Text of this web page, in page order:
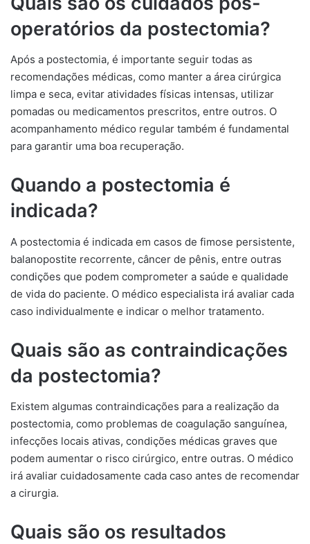
operatórios da postectomia?
Após a postectomia, é importante seguir todas as
recomendações médicas, como manter a área cirúrgica
limpa e seca, evitar atividades físicas intensas, utilizar
pomadas ou medicamentos prescritos, entre outros. O
acompanhamento médico regular também é fundamental
para garantir uma boa recuperação.
Quando a postectomia é
indicada?
A postectomia é indicada em casos de fimose persistente,
balanopostite recorrente, câncer de pênis, entre outras
condições que podem comprometer a saúde e qualidade
de vida do paciente. O médico especialista irá avaliar cada
caso individualmente e indicar o melhor tratamento.
Quais são as contraindicações
da postectomia?
Existem algumas contraindicações para a realização da
postectomia, como problemas de coagulação sanguínea,
infecções locais ativas, condições médicas graves que
podem aumentar o risco cirúrgico, entre outras. O médico
irá avaliar cuidadosamente cada caso antes de recomendar
a cirurgia.
Quais são os resultados